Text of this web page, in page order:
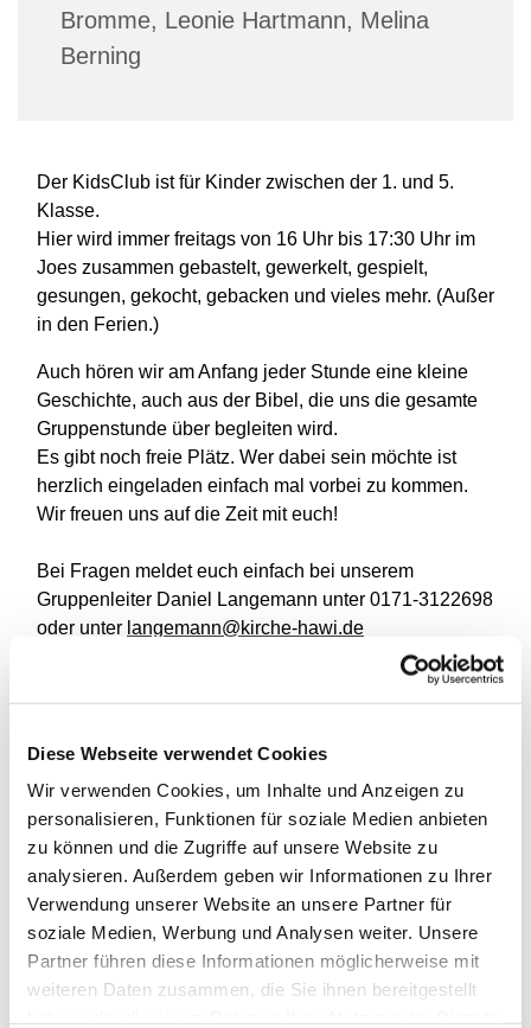
Diese Webseite verwendet Cookies
Wir verwenden Cookies, um Inhalte und Anzeigen zu
personalisieren, Funktionen für soziale Medien anbieten
zu können und die Zugriffe auf unsere Website zu
analysieren. Außerdem geben wir Informationen zu Ihrer
Verwendung unserer Website an unsere Partner für
soziale Medien, Werbung und Analysen weiter. Unsere
Partner führen diese Informationen möglicherweise mit
weiteren Daten zusammen, die Sie ihnen bereitgestellt
Bromme, Leonie Hartmann, Melina
Berning
Der KidsClub ist für Kinder zwischen der 1. und 5.
Klasse.
Hier wird immer freitags von 16 Uhr bis 17:30 Uhr im
Joes zusammen gebastelt, gewerkelt, gespielt,
gesungen, gekocht, gebacken und vieles mehr. (Außer
in den Ferien.)
Auch hören wir am Anfang jeder Stunde eine kleine
Geschichte, auch aus der Bibel, die uns die gesamte
Gruppenstunde über begleiten wird.
Es gibt noch freie Plätz. Wer dabei sein möchte ist
herzlich eingeladen einfach mal vorbei zu kommen.
Wir freuen uns auf die Zeit mit euch!
Bei Fragen meldet euch einfach bei unserem
Gruppenleiter Daniel Langemann unter 0171-3122698
oder unter langemann@kirche-hawi.de